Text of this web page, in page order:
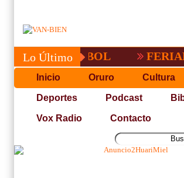
Lo Último
DE FUTBOL
Inicio Oruro Cultura
Deportes Podcast
Vox Radio Contacto